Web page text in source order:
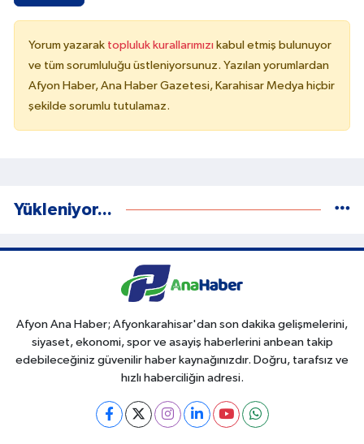
Yorum yazarak topluluk kurallarımızı kabul etmiş bulunuyor
ve tüm sorumluluğu üstleniyorsunuz. Yazılan yorumlardan
Afyon Haber, Ana Haber Gazetesi, Karahisar Medya hiçbir
şekilde sorumlu tutulamaz.
Yükleniyor...
Afyon Ana Haber; Afyonkarahisar'dan son dakika gelişmelerini,
siyaset, ekonomi, spor ve asayiş haberlerini anbean takip
edebileceğiniz güvenilir haber kaynağınızdır. Doğru, tarafsız ve
hızlı haberciliğin adresi.